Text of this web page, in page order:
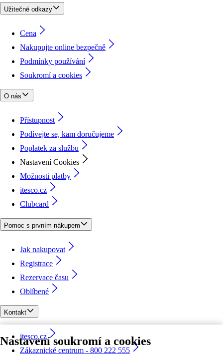
Nastavení soukromí a cookies
Užitečné odkazy
Cena
Nakupujte online bezpečně
Podmínky používání
Soukromí a cookies
O nás
Přístupnost
Podívejte se, kam doručujeme
Poplatek za službu
Nastavení Cookies
Možnosti platby
itesco.cz
Clubcard
Pomoc s prvním nákupem
Jak nakupovat
Registrace
Rezervace času
Oblíbené
Kontakt
itesco.cz
Zákaznické centrum - 800 222 555